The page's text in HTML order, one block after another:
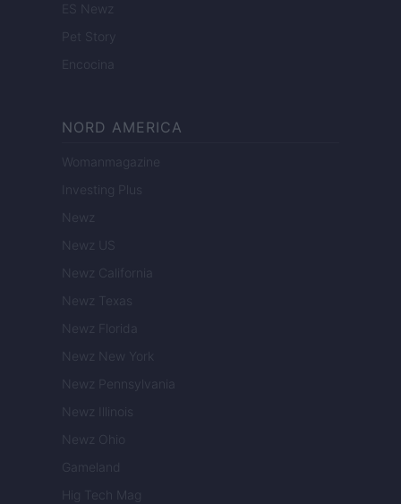
ES Newz
Pet Story
Encocina
NORD AMERICA
Womanmagazine
Investing Plus
Newz
Newz US
Newz California
Newz Texas
Newz Florida
Newz New York
Newz Pennsylvania
Newz Illinois
Newz Ohio
Gameland
Hig Tech Mag